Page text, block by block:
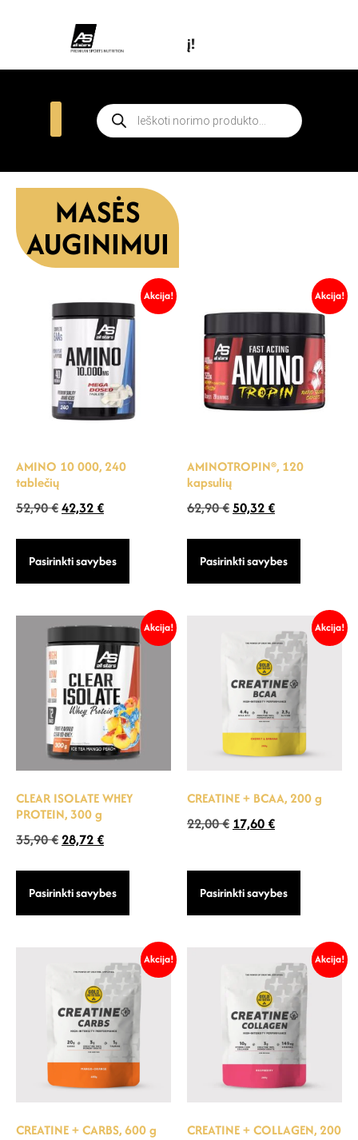
MASĖS
AUGINIMUI
Akcija!
AMINO 10 000, 240
tablečių
52,90€42,32€
Pasirinkti savybes
Akcija!
AMINOTROPIN®, 120
kapsulių
62,90€50,32€
Pasirinkti savybes
Akcija!
CLEAR ISOLATE WHEY
PROTEIN, 300 g
35,90€ 28,72€
Pasirinkti savybes
Akcija!
CREATINE + BCAA, 200 g
22,00€ 17,60€
Pasirinkti savybes
Akcija!
CREATINE + CARBS, 600 g
Akcija!
CREATINE + COLLAGEN, 200